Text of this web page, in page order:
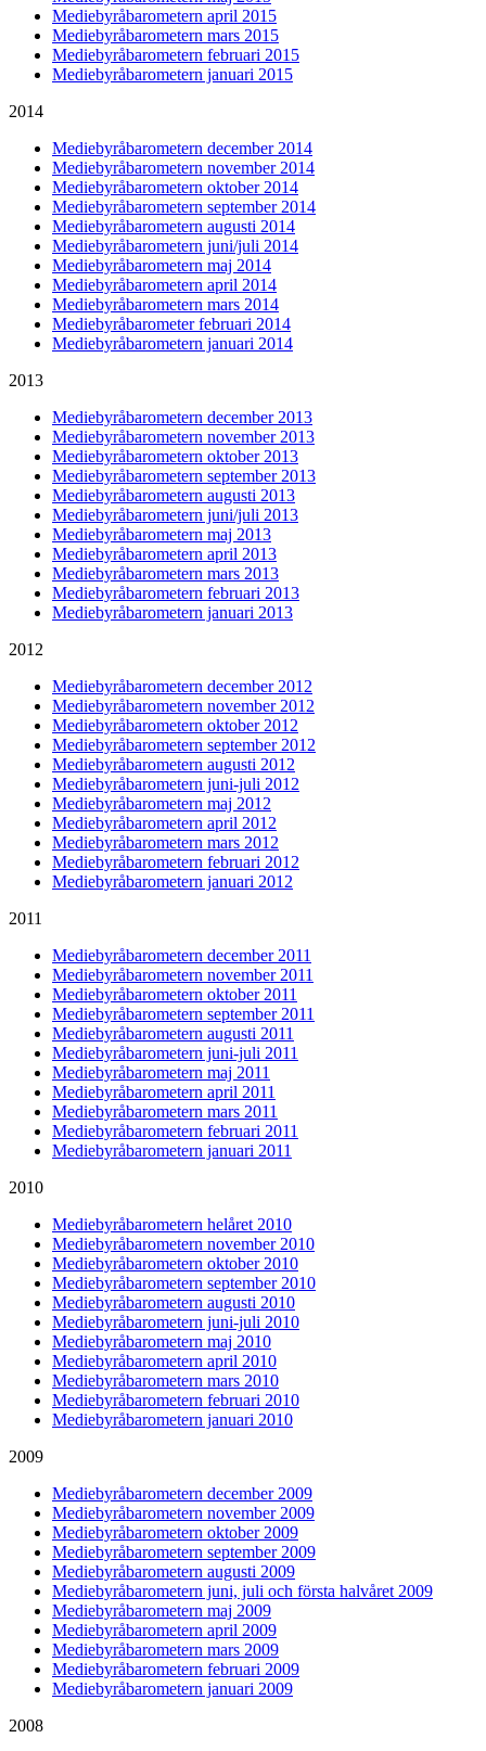
Mediebyråbarometern april 2015
Mediebyråbarometern mars 2015
Mediebyråbarometern februari 2015
Mediebyråbarometern januari 2015
2014
Mediebyråbarometern december 2014
Mediebyråbarometern november 2014
Mediebyråbarometern oktober 2014
Mediebyråbarometern september 2014
Mediebyråbarometern augusti 2014
Mediebyråbarometern juni/juli 2014
Mediebyråbarometern maj 2014
Mediebyråbarometern april 2014
Mediebyråbarometern mars 2014
Mediebyråbarometer februari 2014
Mediebyråbarometern januari 2014
2013
Mediebyråbarometern december 2013
Mediebyråbarometern november 2013
Mediebyråbarometern oktober 2013
Mediebyråbarometern september 2013
Mediebyråbarometern augusti 2013
Mediebyråbarometern juni/juli 2013
Mediebyråbarometern maj 2013
Mediebyråbarometern april 2013
Mediebyråbarometern mars 2013
Mediebyråbarometern februari 2013
Mediebyråbarometern januari 2013
2012
Mediebyråbarometern december 2012
Mediebyråbarometern november 2012
Mediebyråbarometern oktober 2012
Mediebyråbarometern september 2012
Mediebyråbarometern augusti 2012
Mediebyråbarometern juni-juli 2012
Mediebyråbarometern maj 2012
Mediebyråbarometern april 2012
Mediebyråbarometern mars 2012
Mediebyråbarometern februari 2012
Mediebyråbarometern januari 2012
2011
Mediebyråbarometern december 2011
Mediebyråbarometern november 2011
Mediebyråbarometern oktober 2011
Mediebyråbarometern september 2011
Mediebyråbarometern augusti 2011
Mediebyråbarometern juni-juli 2011
Mediebyråbarometern maj 2011
Mediebyråbarometern april 2011
Mediebyråbarometern mars 2011
Mediebyråbarometern februari 2011
Mediebyråbarometern januari 2011
2010
Mediebyråbarometern helåret 2010
Mediebyråbarometern november 2010
Mediebyråbarometern oktober 2010
Mediebyråbarometern september 2010
Mediebyråbarometern augusti 2010
Mediebyråbarometern juni-juli 2010
Mediebyråbarometern maj 2010
Mediebyråbarometern april 2010
Mediebyråbarometern mars 2010
Mediebyråbarometern februari 2010
Mediebyråbarometern januari 2010
2009
Mediebyråbarometern december 2009
Mediebyråbarometern november 2009
Mediebyråbarometern oktober 2009
Mediebyråbarometern september 2009
Mediebyråbarometern augusti 2009
Mediebyråbarometern juni, juli och första halvåret 2009
Mediebyråbarometern maj 2009
Mediebyråbarometern april 2009
Mediebyråbarometern mars 2009
Mediebyråbarometern februari 2009
Mediebyråbarometern januari 2009
2008